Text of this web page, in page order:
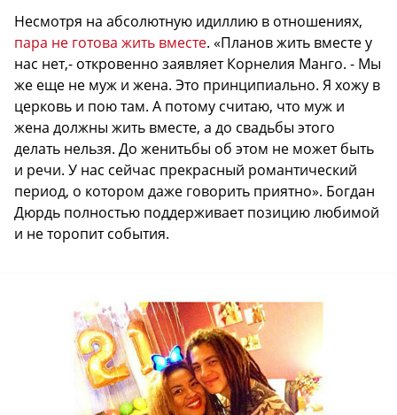
Несмотря на абсолютную идиллию в отношениях,
пара не готова жить вместе. «Планов жить вместе у
нас нет,- откровенно заявляет Корнелия Манго. - Мы
же еще не муж и жена. Это принципиально. Я хожу в
церковь и пою там. А потому считаю, что муж и
жена должны жить вместе, а до свадьбы этого
делать нельзя. До женитьбы об этом не может быть
и речи. У нас сейчас прекрасный романтический
период, о котором даже говорить приятно». Богдан
Дюрдь полностью поддерживает позицию любимой
и не торопит события.